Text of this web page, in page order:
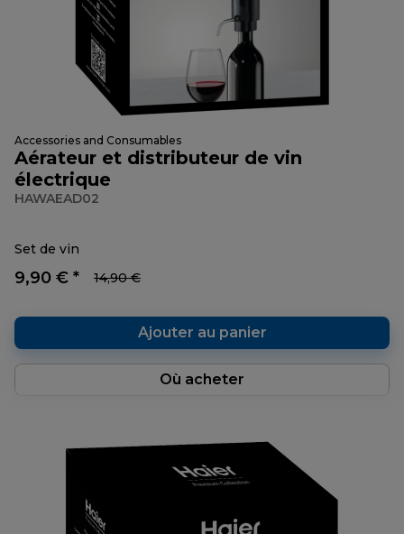
Accessories and Consumables
Aérateur et distributeur de vin
électrique
HAWAEAD02
Set de vin
9,90 € * 14,90 €
Ajouter au panier
Où acheter